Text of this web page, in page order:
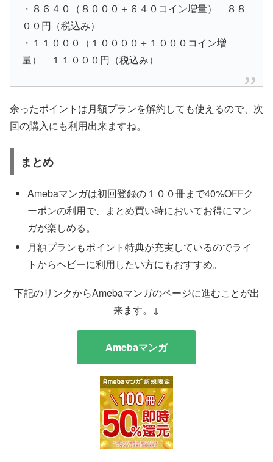
・８６４０（８０００＋６４０コイン増量） ８８
００円（税込み）
・１１０００（１００００＋１０００コイン増
量） １１０００円（税込み）
余ったポイントは月額プランを解約しても使えるので、次
回の購入にも利用出来ますね。
まとめ
Amebaマンガは初回登録の１００冊まで40%OFFク
ーポンの利用で、まとめ買い時においてお得にマン
ガが楽しめる。
月額プランもポイント特典が充実しているのでライ
トからヘビーに利用したい方にもおすすめ。
下記のリンクからAmebaマンガのページに進むことが出
来ます。↓
Amebaマンガ